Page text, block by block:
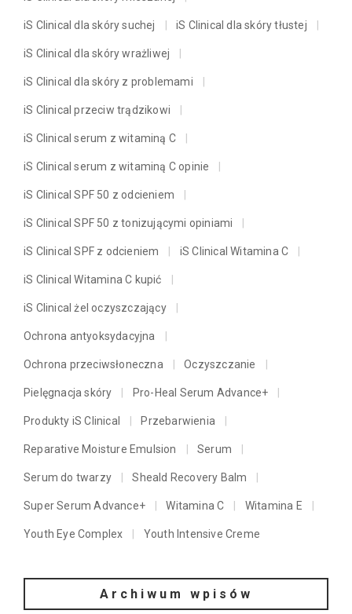
iS Clinical dla skóry suchej iS Clinical dla skóry tłustej
iS Clinical dla skóry wrażliwej
iS Clinical dla skóry z problemami
iS Clinical przeciw trądzikowi
iS Clinical serum z witaminą C
iS Clinical serum z witaminą C opinie
iS Clinical SPF 50 z odcieniem
iS Clinical SPF 50 z tonizującymi opiniami
iS Clinical SPF z odcieniem iS Clinical Witamina C
iS Clinical Witamina C kupić
iS Clinical żel oczyszczający
Ochrona antyoksydacyjna
Ochrona przeciwsłoneczna Oczyszczanie
Pielęgnacja skóry Pro-Heal Serum Advance+
Produkty iS Clinical Przebarwienia
Reparative Moisture Emulsion Serum
Serum do twarzy Sheald Recovery Balm
Super Serum Advance+ Witamina C Witamina E
Youth Eye Complex Youth Intensive Creme
Archiwum wpisów